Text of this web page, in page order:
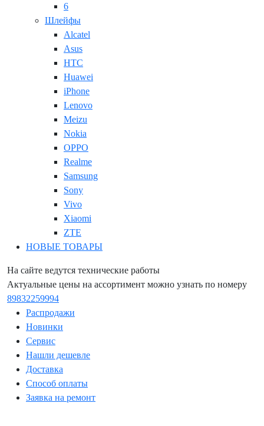
6
Шлейфы
Alcatel
Asus
HTC
Huawei
iPhone
Lenovo
Meizu
Nokia
OPPO
Realme
Samsung
Sony
Vivo
Xiaomi
ZTE
НОВЫЕ ТОВАРЫ
На сайте ведутся технические работы
Актуальные цены на ассортимент можно узнать по номеру
89832259994
Распродажи
Новинки
Сервис
Нашли дешевле
Доставка
Способ оплаты
Заявка на ремонт